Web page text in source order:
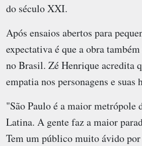
do século XXI.
Após ensaios abertos para
expectativa é que a obra
no Brasil. Zé Henrique acredita
empatia nos personagens e suas
"São Paulo é a maior metrópole
Latina. A gente faz a maior
Tem um público muito ávido por